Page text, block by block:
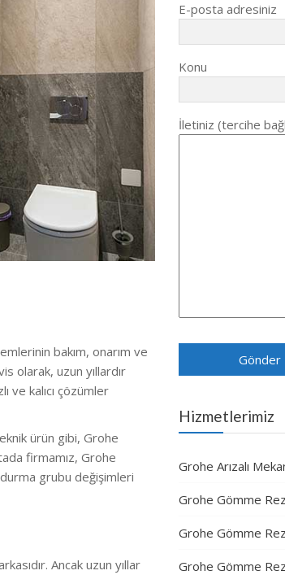
bakım, onarım ve
olarak, uzun yıllardır
kalıcı çözümler
ürün gibi, Grohe
firmamız, Grohe
grubu değişimleri
Ancak uzun yıllar
E-posta adresiniz
Konu
İletiniz (tercihe
Hizmetlerimiz
Grohe Arızalı
Grohe Gömme
Grohe Gömme
Grohe Gömme